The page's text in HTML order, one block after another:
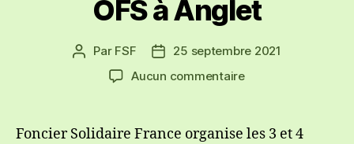
OFS à Anglet
Auteur
l’article
Par FSF
Date25 septembre 2021
Aucun commentairesur
journées
Foncier Solidaire France organise les 3 et 4